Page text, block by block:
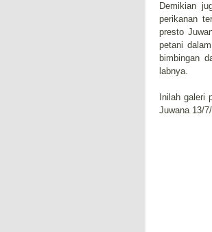
Demikian
perikanan
presto
petani
bimbingan
labnya.
Inilah galeri
Juwana 13/